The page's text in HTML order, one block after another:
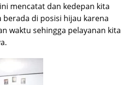
mencatat dan kedepan kita
berada di posisi hijau karena
waktu sehingga pelayanan kita